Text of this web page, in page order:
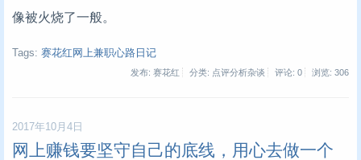
像被火烧了一般。
Tags: 赛花红网上兼职心路日记
发布: 赛花红 分类: 点评分析杂谈 评论: 0 浏览: 306
2017年10月4日
网上赚钱要坚守自己的底线，用心去做一个